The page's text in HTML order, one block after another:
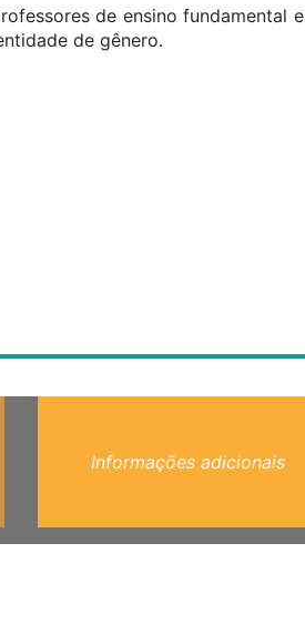
de ensino fundamental e
de gênero.
Informações adicionais